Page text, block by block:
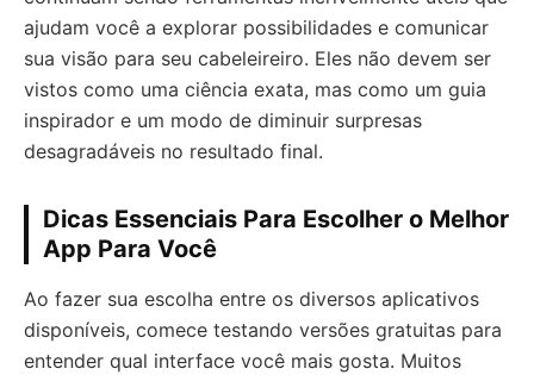
ajudam você a explorar possibilidades e comunicar
sua visão para seu cabeleireiro. Eles não devem ser
vistos como uma ciência exata, mas como um guia
inspirador e um modo de diminuir surpresas
desagradáveis no resultado final.
Dicas Essenciais Para Escolher o Melhor
App Para Você
Ao fazer sua escolha entre os diversos aplicativos
disponíveis, comece testando versões gratuitas para
entender qual interface você mais gosta. Muitos